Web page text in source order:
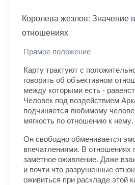
Королева жезлов: Значение
отношениях
Прямое положение
Карту трактуют с
говорить об объективном
между которыми есть -
Человек под воздействием
подчиняется любимому
мягкость по отношению к нему.
Он свободно обменивается
впечатлениями. В отношениях
заметное оживление. Даже
и почти что разрушенные
оживиться при раскладе этой